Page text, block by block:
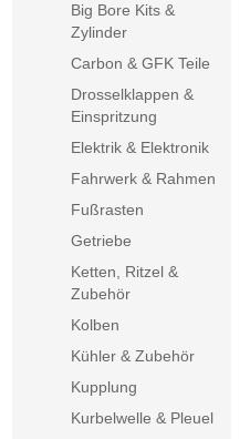
Big Bore Kits &
Zylinder
Carbon & GFK Teile
Drosselklappen &
Einspritzung
Elektrik & Elektronik
Fahrwerk & Rahmen
Fußrasten
Getriebe
Ketten, Ritzel &
Zubehör
Kolben
Kühler & Zubehör
Kupplung
Kurbelwelle & Pleuel